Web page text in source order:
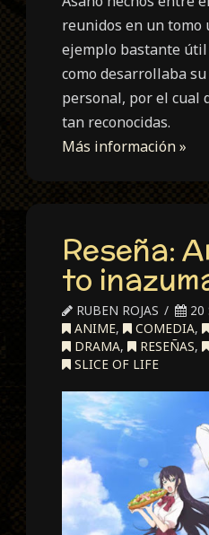
reunidos en un tomo
ejemplo bastante
como desarrollaba
personal, por el cual
tan reconocidas.
Más información »
Reseña:
to
RUBEN ROJAS
20
ANIME, COMEDIA,
DRAMA, RESEÑAS,
SLICE OF LIFE